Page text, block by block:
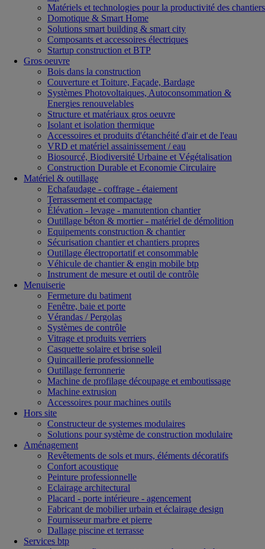
Matériels et technologies pour la productivité des chantiers
Domotique & Smart Home
Solutions smart building & smart city
Composants et accessoires électriques
Startup construction et BTP
Gros oeuvre
Bois dans la construction
Couverture et Toiture, Façade, Bardage
Systèmes Photovoltaiques, Autoconsommation &
Energies renouvelables
Structure et matériaux gros oeuvre
Isolant et isolation thermique
Accessoires et produits d'étanchéité d'air et de l'eau
VRD et matériel assainissement / eau
Biosourcé, Biodiversité Urbaine et Végétalisation
Construction Durable et Economie Circulaire
Matériel & outillage
Echafaudage - coffrage - étaiement
Terrassement et compactage
Élévation - levage - manutention chantier
Outillage béton & mortier - matériel de démolition
Equipements construction & chantier
Sécurisation chantier et chantiers propres
Outillage électroportatif et consommable
Véhicule de chantier & engin mobile btp
Instrument de mesure et outil de contrôle
Menuiserie
Fermeture du batiment
Fenêtre, baie et porte
Vérandas / Pergolas
Systèmes de contrôle
Vitrage et produits verriers
Casquette solaire et brise soleil
Quincaillerie professionnelle
Outillage ferronnerie
Machine de profilage découpage et emboutissage
Machine extrusion
Accessoires pour machines outils
Hors site
Constructeur de systemes modulaires
Solutions pour système de construction modulaire
Aménagement
Revêtements de sols et murs, éléments décoratifs
Confort acoustique
Peinture professionnelle
Eclairage architectural
Placard - porte intérieure - agencement
Fabricant de mobilier urbain et éclairage design
Fournisseur marbre et pierre
Dallage piscine et terrasse
Services btp